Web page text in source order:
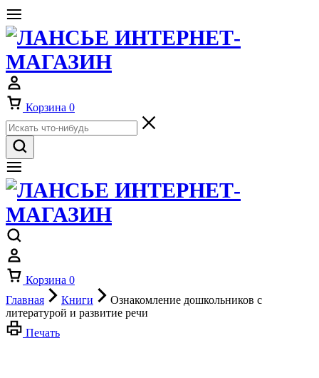
Корзина 0
Корзина 0
Главная
Книги
Ознакомление дошкольников с
литературой и развитие речи
Печать